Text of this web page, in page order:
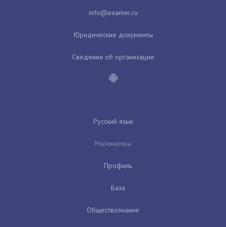
Юридические документы
Сведения об организации
Русский язык
Математика
Профиль
База
Обществознание